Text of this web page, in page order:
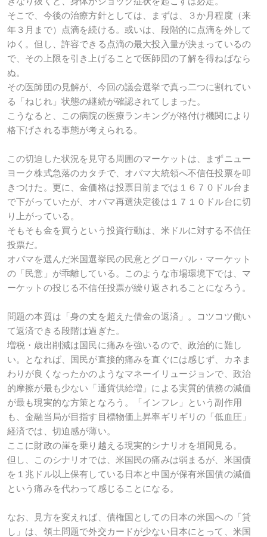
そこで、今後の治療方針としては、まずは、３か月程度（来
年３月まで）点滴を続ける。或いは、段階的に点滴を外して
ゆく。但し、許容できる点滴の最大投入量が決まっているの
で、その上限を引き上げることで医師団の了解を得ねばなら
ぬ。
その医師団の見解が、今回の議会選挙で真っ二つに割れてい
る「ねじれ」状態の継続が確認されてしまった。
こうなると、この病院の医療ランキングが格付け機関により
格下げされる事態が考えられる。
この切迫した状況を見守る周囲のマーケットは、まずニュー
ヨーク株式急落のカタチで、オバマ大統領へ不信任投票を叩
きつけた。更に、金価格は投票日前までは１６７０ドル台ま
で下がっていたが、オバマ再選決定後は１７１０ドル台に切
り上がっている。
そもそも金を買うという投資行動は、米ドルに対する不信任
投票だ。
オバマを選んだ米国選挙民の民意とグローバル・マーケット
の「民意」が乖離している。このような市場環境下では、マ
ーケットの投じる不信任投票が繰り返されることになろう。
問題の本質は「身の丈を超えた借金の返済」。コツコツ働い
て返済できる段階は過ぎた。
増税・歳出削減は国民に痛みを強いるので、政治的に難し
い。となれば、国民が直接的痛みを直ぐには感じず、カネま
わりが良くなったかのようなマネーイリュージョンで、政治
的摩擦が最も少ない「通貨供給増」による実質的債務の減価
が最も現実的な方策となろう。「インフレ」という副作用
も、金融当局が目指す目標物価上昇率ギリギリの「低血圧」
経済では、切迫感が薄い。
ここに財政の崖を乗り越える現実的シナリオを垣間見る。
但し、このシナリオでは、米国民の痛みは弱まるが、米国債
を１兆ドル以上保有している日本と中国が保有米国債の減価
という痛みを代わって感じることになる。
なお、見方を変えれば、債権国としての日本の米国への「貸
し」は、領土問題で外交カードが少ない日本にとって、米国